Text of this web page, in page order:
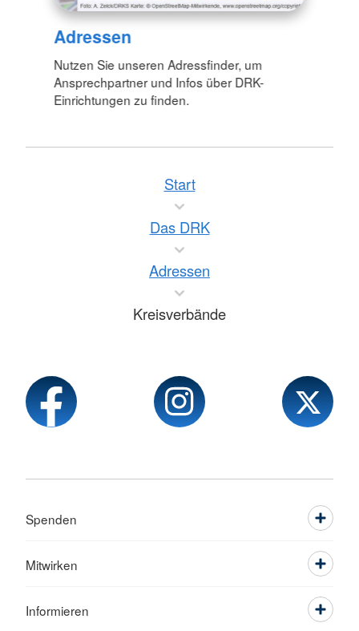
Adressen
Nutzen Sie unseren Adressfinder, um
Ansprechpartner und Infos über DRK-
Einrichtungen zu finden.
Start
Das DRK
Adressen
Kreisverbände
Spenden
Mitwirken
Informieren